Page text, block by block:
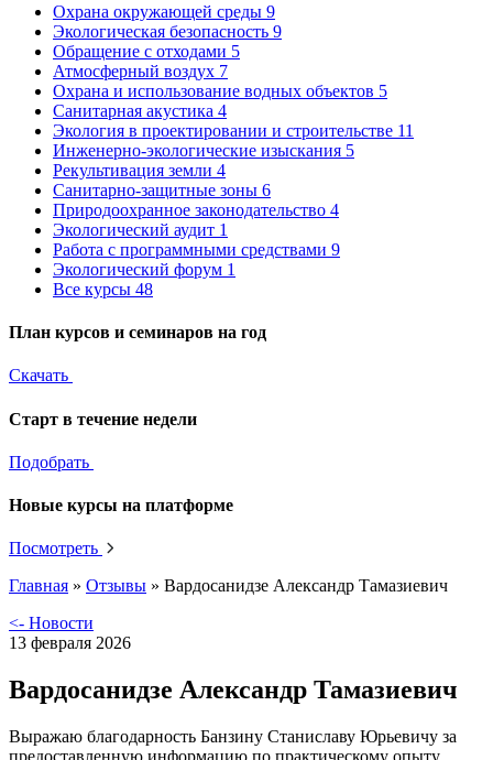
Охрана окружающей среды 9
Экологическая безопасность 9
Обращение с отходами 5
Атмосферный воздух 7
Охрана и использование водных объектов 5
Санитарная акустика 4
Экология в проектировании и строительстве 11
Инженерно-экологические изыскания 5
Рекультивация земли 4
Санитарно-защитные зоны 6
Природоохранное законодательство 4
Экологический аудит 1
Работа с программными средствами 9
Экологический форум 1
Все курсы 48
План курсов и семинаров на год
Скачать
Старт в течение недели
Подобрать
Новые курсы на платформе
Посмотреть
Главная » Отзывы » Вардосанидзе Александр Тамазиевич
<- Новости
13 февраля 2026
Вардосанидзе Александр Тамазиевич
Выражаю благодарность Банзину Станиславу Юрьевичу за